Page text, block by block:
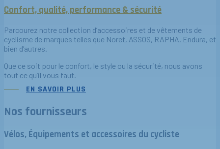
Confort, qualité, performance & sécurité
Parcourez notre collection d’accessoires et de vêtements de
cyclisme de marques telles que Noret, ASSOS, RAPHA, Endura, et
bien d’autres.
Que ce soit pour le confort, le style ou la sécurité, nous avons
tout ce qu’il vous faut.
EN SAVOIR PLUS
Nos fournisseurs
Vélos, Équipements et accessoires du cycliste